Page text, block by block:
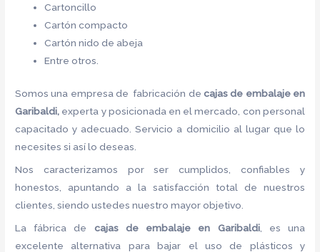
Cartoncillo
Cartón compacto
Cartón nido de abeja
Entre otros.
Somos una empresa de fabricación decajas de embalaje en
Garibaldi, experta y posicionada en el mercado, con personal
capacitado y adecuado. Servicio a domicilio al lugar que lo
necesites si así lo deseas.
Nos caracterizamos por ser cumplidos, confiables y
honestos, apuntando a la satisfacción total de nuestros
clientes, siendo ustedes nuestro mayor objetivo.
La fábrica de cajas de embalaje en Garibaldi, es una
excelente alternativa para bajar el uso de plásticos y